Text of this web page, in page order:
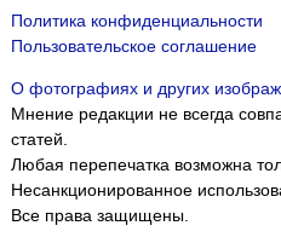
Политика конфиденциальности
Пользовательское соглашение
О фотографиях и других
Мнение редакции не всегда
статей.
Любая перепечатка возможна
Несанкционированное
Все права защищены.